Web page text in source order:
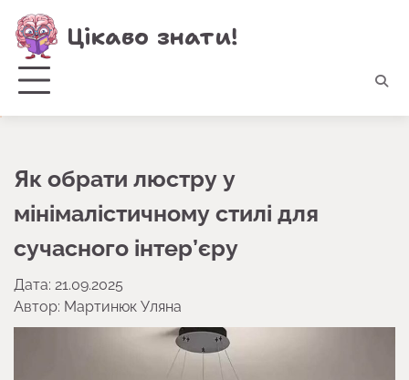
Перейти
до
вмісту
Цікаво знати!
Як обрати люстру у
мінімалістичному стилі для
сучасного інтер’єру
Дата: 21.09.2025
Автор: Мартинюк Уляна